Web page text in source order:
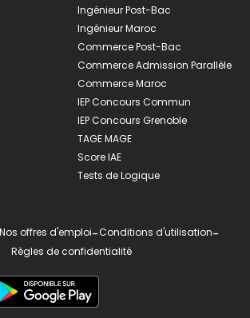
Ingénieur Post-Bac
Ingénieur Maroc
Commerce Post-Bac
Commerce Admission Parallèle
Commerce Maroc
IEP Concours Commun
IEP Concours Grenoble
TAGE MAGE
Score IAE
Tests de Logique
Nos offres d'emploi-Conditions d'utilisation-
Règles de confidentialité